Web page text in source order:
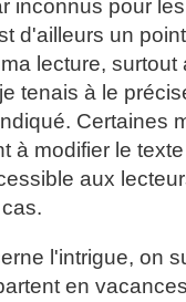
inconnus pour
d'ailleurs un
lecture, surtout
tenais à le
Certaines
à modifier le
aux
l'intrigue, on
en